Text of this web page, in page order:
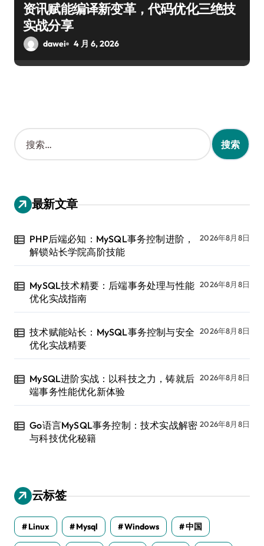
资讯赋能编译新变革，代码优化三绝技
实战分享
dawei 4 月 6, 2026
搜
索
：
最新文章
PHP后端必知：MySQL事务控制进阶，
解锁站长学院高阶技能
2026年8月8日
MySQL技术精要：后端事务处理与性能
优化实战指南
2026年8月8日
技术赋能站长：MySQL事务控制与安全
优化实战精要
2026年8月8日
MySQL进阶实战：以科技之力，铸就后
端事务性能优化新体验
2026年8月8日
Go语言MySQL事务控制：技术实战解密
与科技优化秘籍
2026年8月8日
云标签
Linux Mysql Windows 中国